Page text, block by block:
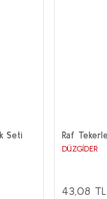
Seti
Raf
DÜZGİDER
43,08